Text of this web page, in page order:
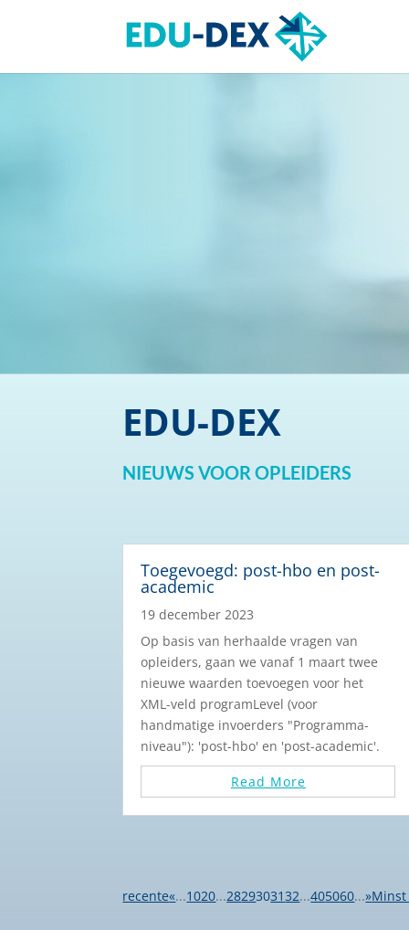
EDU-DEX
NIEUWS VOOR OPLEIDERS
Toegevoegd: post-hbo en post-
academic
19 december 2023
Op basis van herhaalde vragen van
opleiders, gaan we vanaf 1 maart twee
nieuwe waarden toevoegen voor het
XML-veld programLevel (voor
handmatige invoerders "Programma-
niveau"): 'post-hbo' en 'post-academic'.
Read More
recente«...1020...2829303132...405060...»Minst